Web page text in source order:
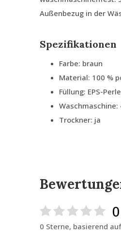
Außenbezug in der
Spezifikationen
Farbe: braun
Material: 100 %
Füllung: EPS-
Waschmaschine:
Trockner: ja
0
0 Sterne, basierend